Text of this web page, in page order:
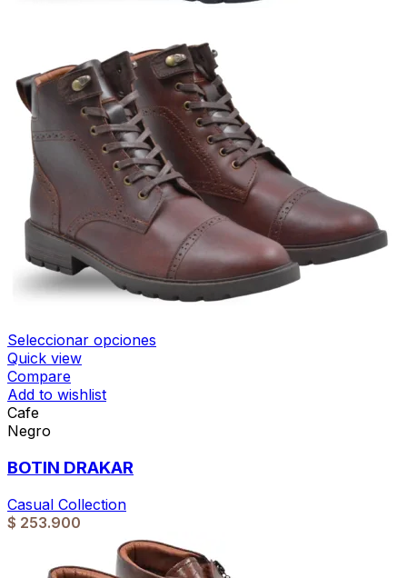
Seleccionar opciones
Quick view
Compare
Add to wishlist
Cafe
Negro
BOTIN DRAKAR
Casual Collection
$ 253.900